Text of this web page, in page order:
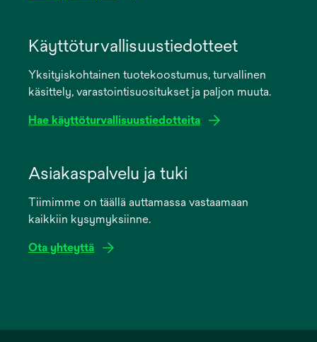
new
Käyttöturvallisuustiedotteet
Yksityiskohtainen tuotekoostumus, turvallinen
käsittely, varastointisuositukset ja paljon muuta.
Hae käyttöturvallisuustiedotteita
new
Asiakaspalvelu ja tuki
Tiimimme on täällä auttamassa vastaamaan
kaikkiin kysymyksiinne.
Ota yhteyttä